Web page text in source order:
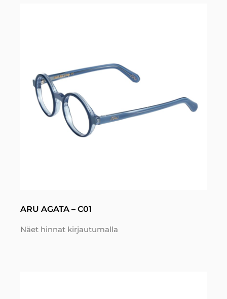
ARU AGATA – C01
Näet hinnat kirjautumalla